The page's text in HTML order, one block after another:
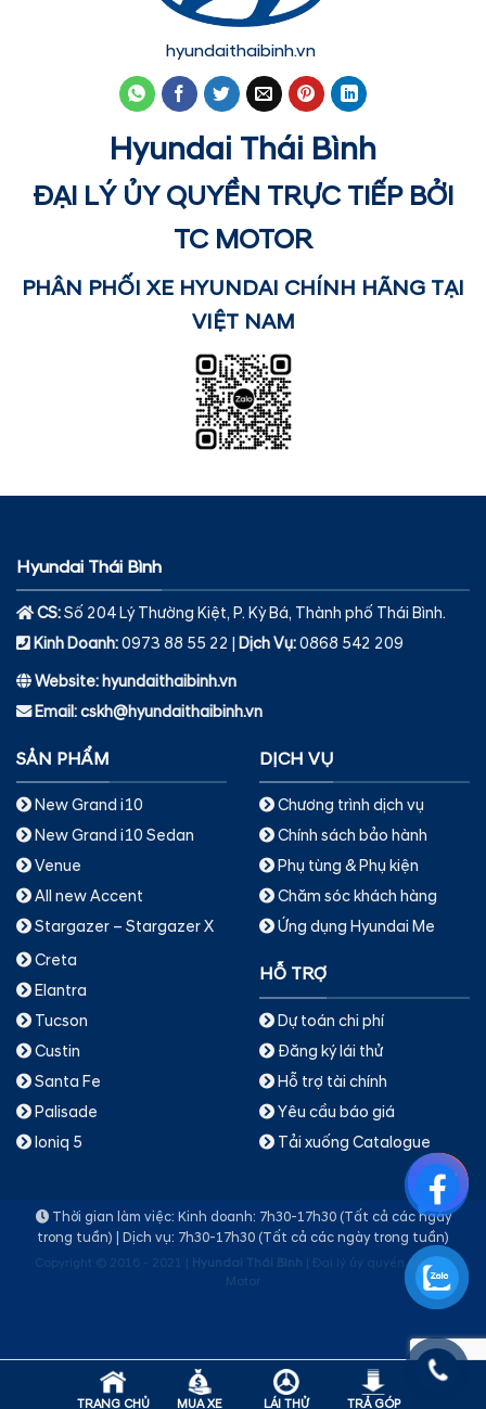
hyundaithaibinh.vn
Hyundai Thái Bình
ĐẠI LÝ ỦY QUYỀN TRỰC TIẾP BỞI
TC MOTOR
PHÂN PHỐI XE HYUNDAI CHÍNH HÃNG TẠI
VIỆT NAM
Hyundai Thái Bình
CS:Số 204 Lý Thường Kiệt, P. Kỳ Bá, Thành phố Thái Bình.
Kinh Doanh:0973 88 55 22 | Dịch Vụ:0868 542 209
Website: hyundaithaibinh.vn
Email: cskh@hyundaithaibinh.vn
SẢN PHẨM
New Grand i10
New Grand i10 Sedan
Venue
All new Accent
Stargazer – Stargazer X
Creta
Elantra
Tucson
Custin
Santa Fe
Palisade
Ioniq 5
DỊCH VỤ
Chương trình dịch vụ
Chính sách bảo hành
Phụ tùng & Phụ kiện
Chăm sóc khách hàng
Ứng dụng Hyundai Me
HỖ TRỢ
Dự toán chi phí
Đăng ký lái thử
Hỗ trợ tài chính
Yêu cầu báo giá
Tải xuống Catalogue
Thời gian làm việc: Kinh doanh: 7h30-17h30 (Tất cả các ngày
trong tuần) | Dịch vụ: 7h30-17h30 (Tất cả các ngày trong tuần)
Copyright © 2016 - 2021 | Hyundai Thái Bình | Đại lý ủy quyền của TC
Motor
TRANG CHỦ MUA XE LÁI THỬ TRẢ GÓP